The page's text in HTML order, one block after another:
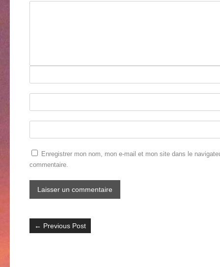
Enregistrer mon nom, mon e-mail et mon site dans le
commentaire.
← Previous Post